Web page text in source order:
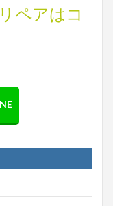
ペアはコ